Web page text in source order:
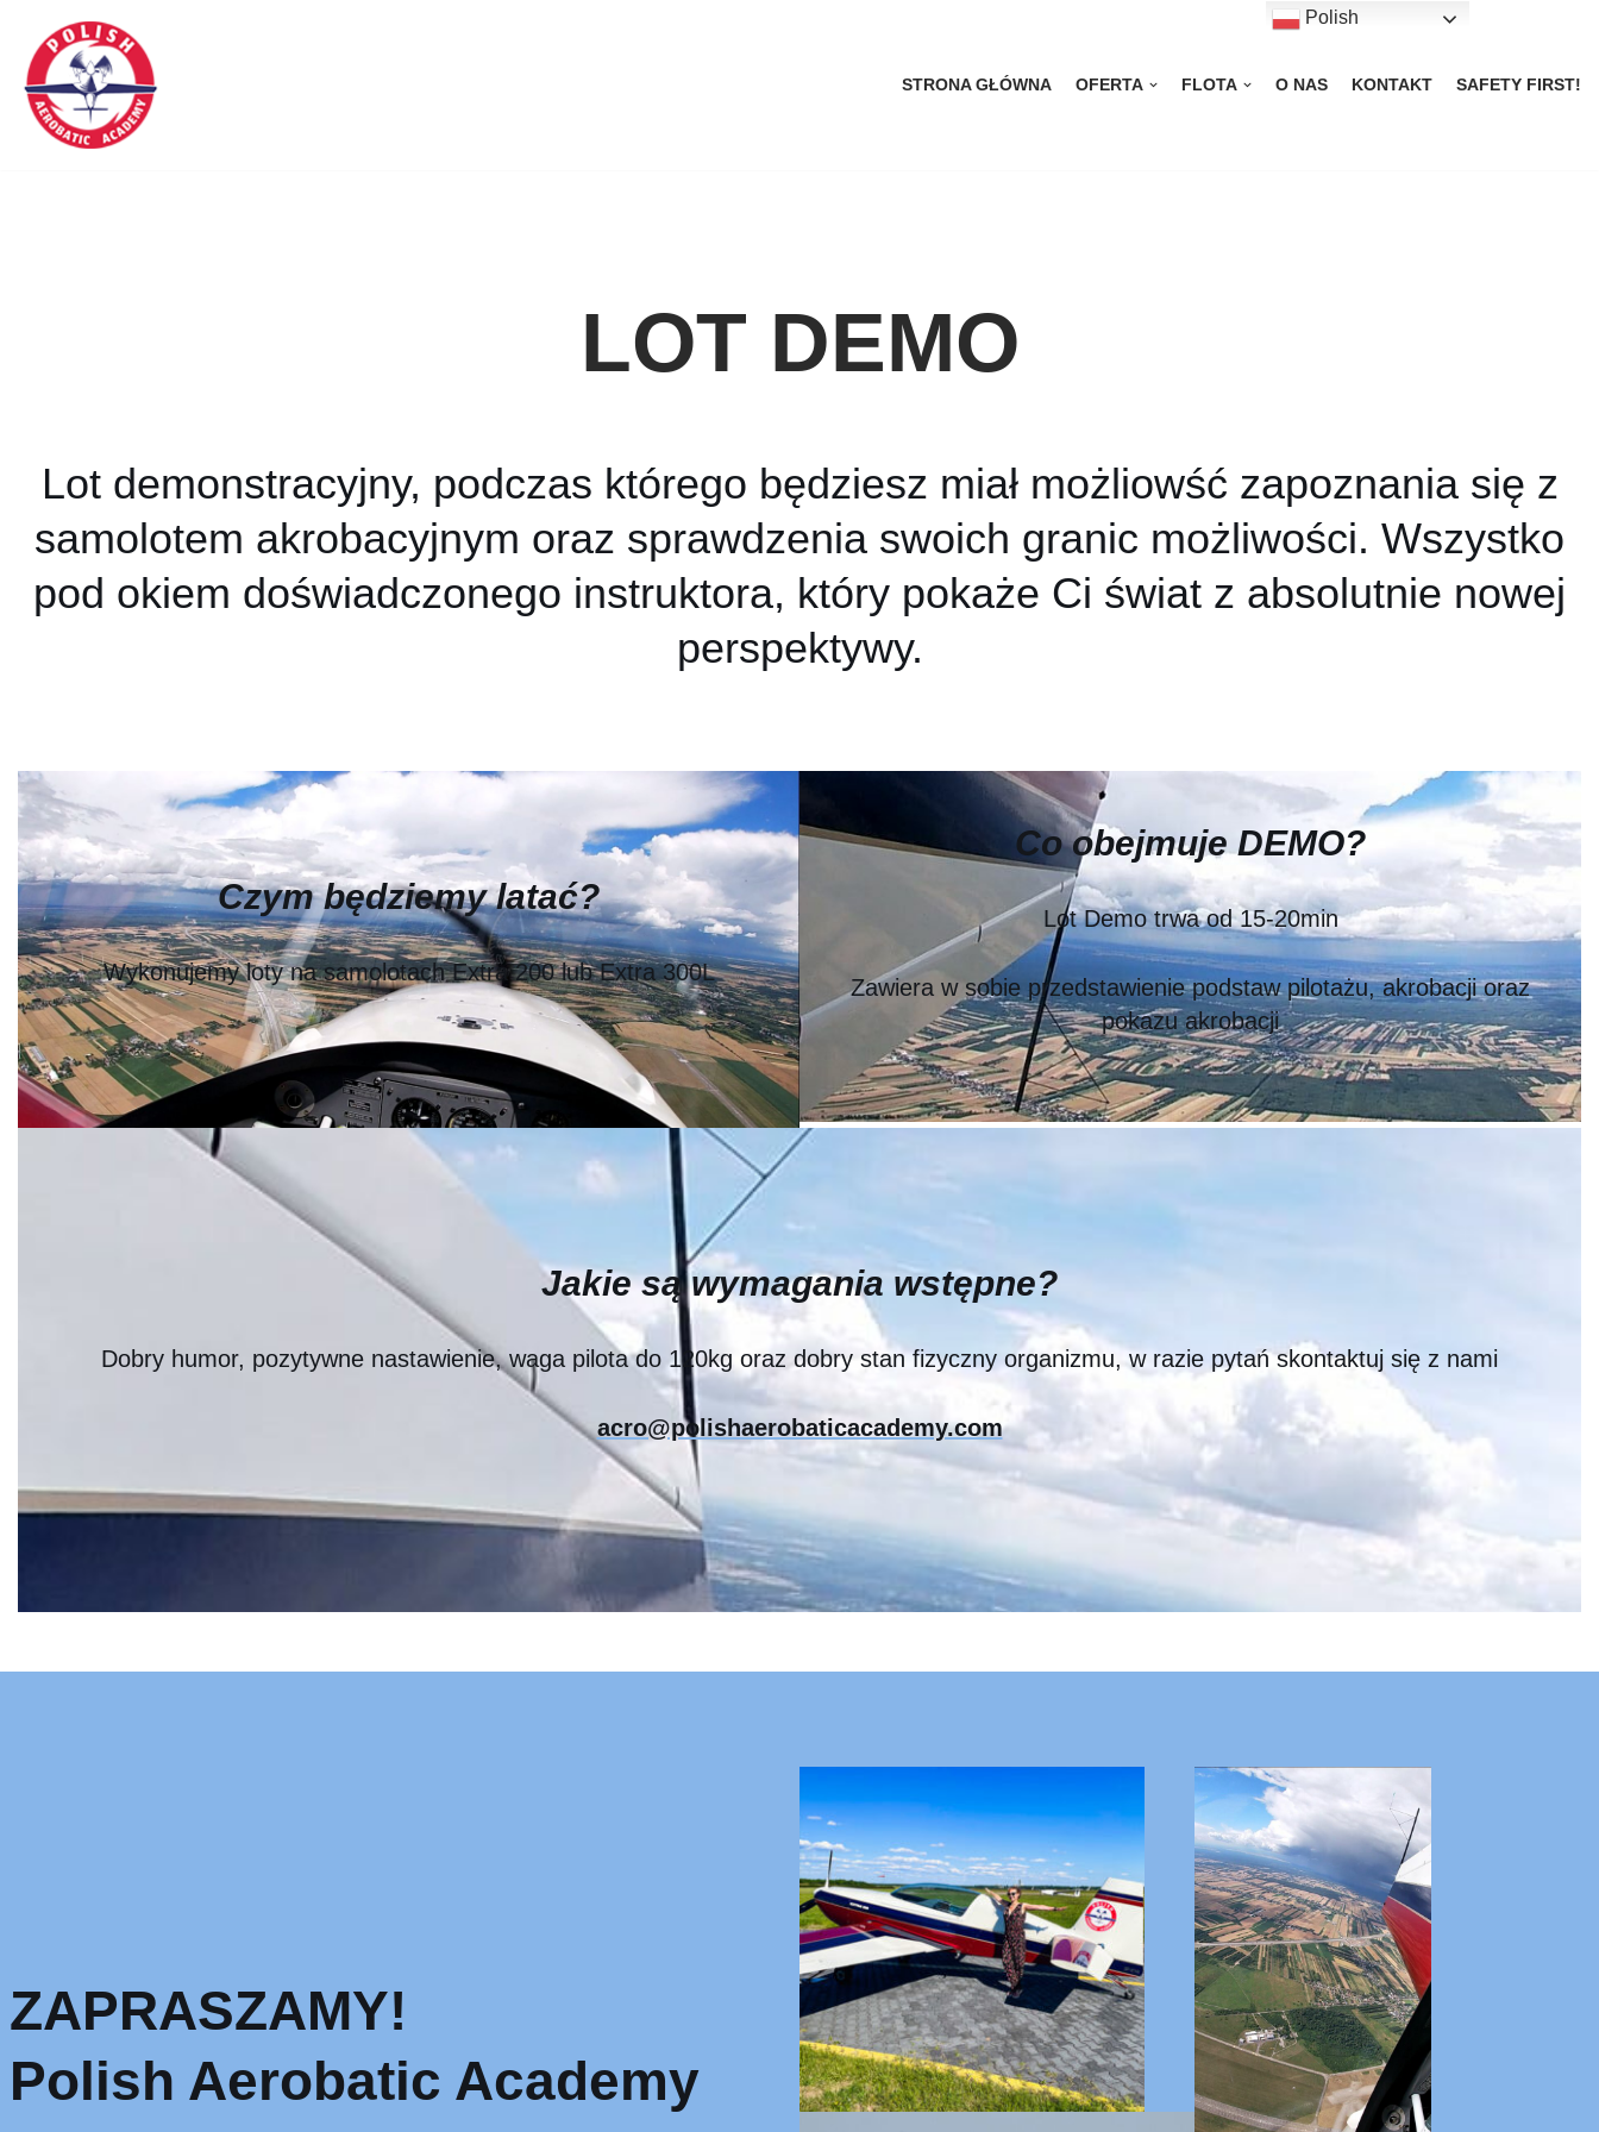
Przejdź
do
treści
STRONA GŁÓWNA OFERTA FLOTA O NAS KONTAKT SAFETY FIRST!
LOT DEMO
Lot demonstracyjny, podczas którego będziesz miał możliowść zapoznania się z
samolotem akrobacyjnym oraz sprawdzenia swoich granic możliwości. Wszystko
pod okiem doświadczonego instruktora, który pokaże Ci świat z absolutnie nowej
perspektywy.
Czym będziemy latać?
Wykonujemy loty na samolotach Extra 200 lub Extra 300L
Co obejmuje DEMO?
Lot Demo trwa od 15-20min
Zawiera w sobie przedstawienie podstaw pilotażu, akrobacji oraz
pokazu akrobacji
Jakie są wymagania wstępne?
Dobry humor, pozytywne nastawienie, waga pilota do 120kg oraz dobry stan fizyczny organizmu, w razie pytań skontaktuj się z nami
acro@polishaerobaticacademy.com
ZAPRASZAMY!
Polish Aerobatic Academy
Polish